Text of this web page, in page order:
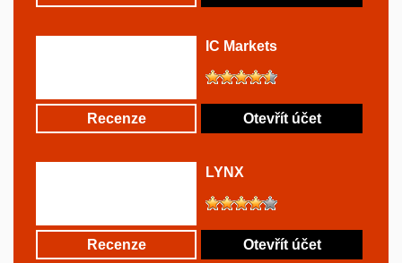
IC Markets
Recenze Otevřít účet
LYNX
Recenze Otevřít účet